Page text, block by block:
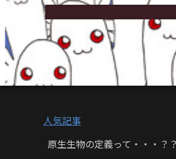
人気記事
原生生物の定義って・・・？